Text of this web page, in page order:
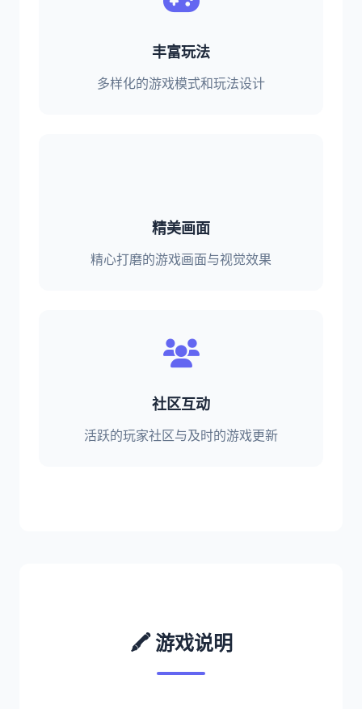
丰富玩法
多样化的游戏模式和玩法设计
精美画面
精心打磨的游戏画面与视觉效果
社区互动
活跃的玩家社区与及时的游戏更新
🖍️ 游戏说明